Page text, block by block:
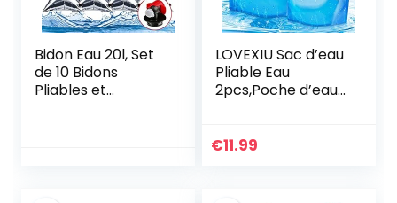
Bidon Eau 20l, Set
de 10 Bidons
Pliables et
LOVEXIU Sac d’eau
Pliable Eau
2pcs,Poche d’eau
d’eau
€11.99